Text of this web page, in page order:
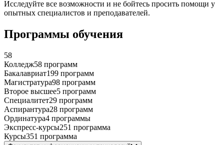
Исследуйте все возможности и не бойтесь просить помощи у
опытных специалистов и преподавателей.
Программы обучения
58
Колледж58 программ
Бакалавриат199 программ
Магистратура98 программ
Второе высшее5 программ
Специалитет29 программ
Аспирантура28 программ
Ординатура4 программы
Экспресс-курсы251 программа
Курсы351 программа